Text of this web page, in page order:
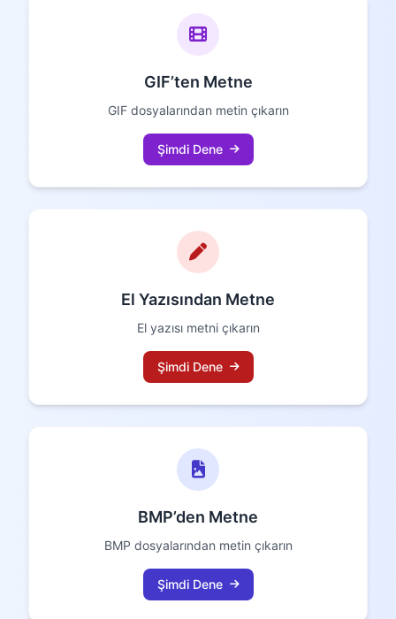
GIF’ten Metne
GIF dosyalarından metin çıkarın
Şimdi Dene
El Yazısından Metne
El yazısı metni çıkarın
Şimdi Dene
BMP’den Metne
BMP dosyalarından metin çıkarın
Şimdi Dene